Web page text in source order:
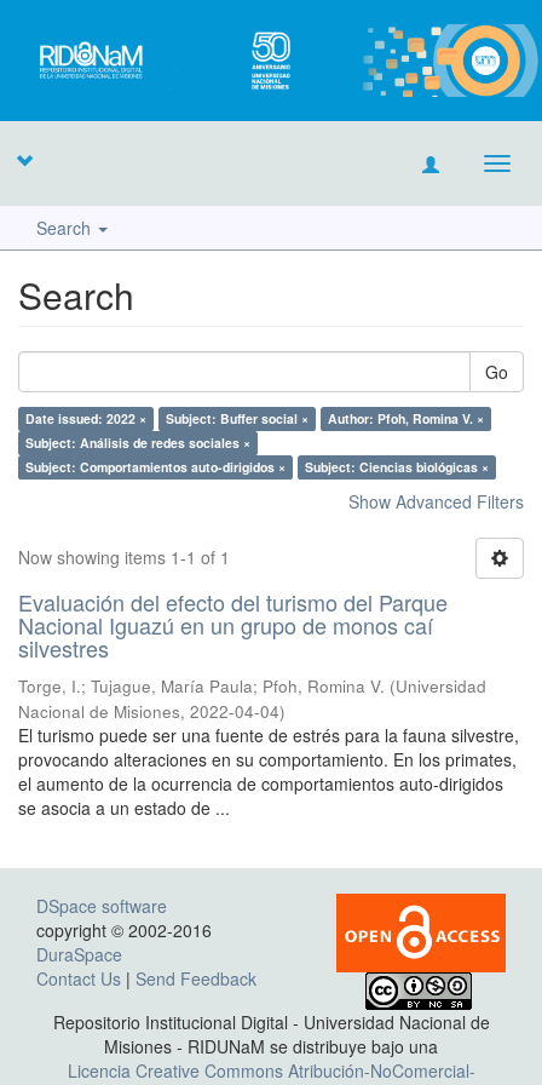
Search
Search
Go
Date issued: 2022 × Subject: Buffer social ×
Author: Pfoh, Romina V. ×
Subject: Análisis de redes sociales ×
Subject: Comportamientos auto-dirigidos ×
Subject: Ciencias biológicas ×
Show Advanced Filters
Now showing items 1-1 of 1
Evaluación del efecto del turismo del Parque
Nacional Iguazú en un grupo de monos caí
silvestres
Torge, I.; Tujague, María Paula; Pfoh, Romina V. (Universidad
Nacional de Misiones, 2022-04-04)
El turismo puede ser una fuente de estrés para la fauna silvestre,
provocando alteraciones en su comportamiento. En los primates,
el aumento de la ocurrencia de comportamientos auto-dirigidos
se asocia a un estado de ...
DSpace software
copyright © 2002-2016
DuraSpace
Contact Us | Send Feedback
Repositorio Institucional Digital - Universidad Nacional de
Misiones - RIDUNaM se distribuye bajo una
Licencia Creative Commons Atribución-NoComercial-